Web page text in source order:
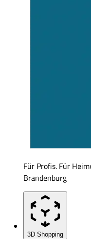
Für Profis. Für
Brandenburg
3D Shopping